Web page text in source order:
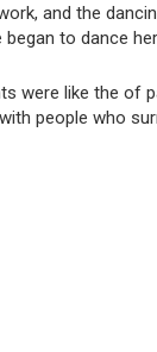
and the
to dance
were like the of
people who